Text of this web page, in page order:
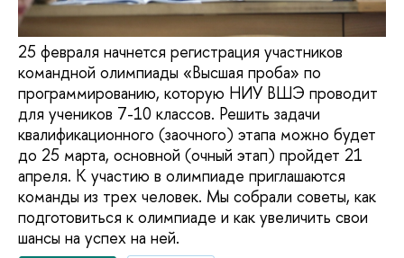
25 февраля начнется регистрация участников
командной олимпиады «Высшая проба» по
программированию, которую НИУ ВШЭ проводит
для учеников 7-10 классов. Решить задачи
квалификационного (заочного) этапа можно будет
до 25 марта, основной (очный этап) пройдет 21
апреля. К участию в олимпиаде приглашаются
команды из трех человек. Мы собрали советы, как
подготовиться к олимпиаде и как увеличить свои
шансы на успех на ней.